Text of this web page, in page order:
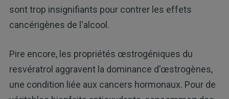
sont trop insignifiants pour contrer les effets
cancérigènes de l'alcool.
Pire encore, les propriétés œstrogéniques du
resvératrol aggravent la dominance d'œstrogènes,
une condition liée aux cancers hormonaux. Pour de